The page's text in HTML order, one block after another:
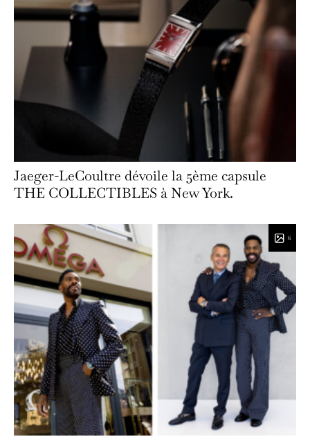
Jaeger-LeCoultre dévoile la 5ème capsule
THE COLLECTIBLES à New York.
6